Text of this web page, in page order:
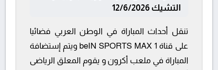
التشيك 12/6/2026
تنقل أحداث المباراة في الوطن العربي فضائيا
على قناة beIN SPORTS MAX 1 ويتم إستضافة
المباراة في ملعب أكرون و يقوم المعلق الرياضى